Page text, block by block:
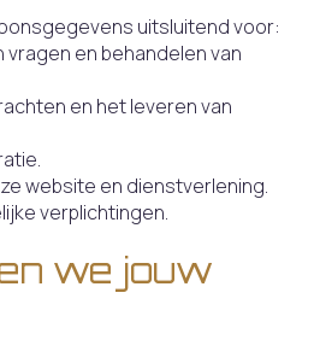
uitsluitend voor:
en behandelen van
en het leveren van
website en dienstverlening.
verplichtingen.
we jouw